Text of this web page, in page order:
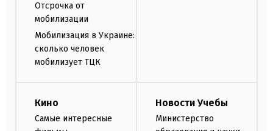
Отсрочка от
мобилизации
Мобилизация в Украине:
сколько человек
мобилизует ТЦК
Кино
Самые интересные
Новости Учебы
Министерство